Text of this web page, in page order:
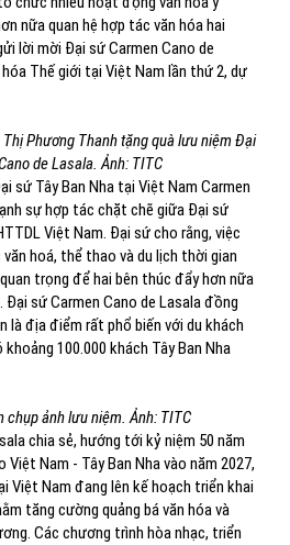
nữa quan hệ hợp tác văn hóa hai
lời mời Đại sứ Carmen Cano de
Thế giới tại Việt Nam lần thứ 2, dự
Phương Thanh tặng quà lưu niệm Đại
de Lasala. Ảnh: TITC
sứ Tây Ban Nha tại Việt Nam Carmen
sự hợp tác chặt chẽ giữa Đại sứ
Việt Nam. Đại sứ cho rằng, việc
hoá, thể thao và du lịch thời gian
trọng để hai bên thúc đẩy hơn nữa
sứ Carmen Cano de Lasala đồng
là địa điểm rất phổ biến với du khách
khoảng 100.000 khách Tây Ban Nha
chụp ảnh lưu niệm. Ảnh: TITC
chia sẻ, hướng tới kỷ niệm 50 năm
Nam - Tây Ban Nha vào năm 2027,
Việt Nam đang lên kế hoạch triển khai
tăng cường quảng bá văn hóa và
Các chương trình hòa nhạc, triển